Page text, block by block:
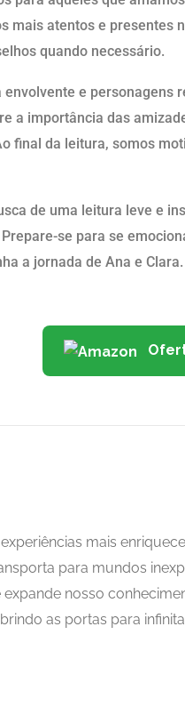
mais atentos e presentes
quando necessário.
e personagens
a importância das
final da leitura, somos
de uma leitura leve e
se para se
a jornada de Ana e Clara.
mais
para mundos
expande nosso
as portas para